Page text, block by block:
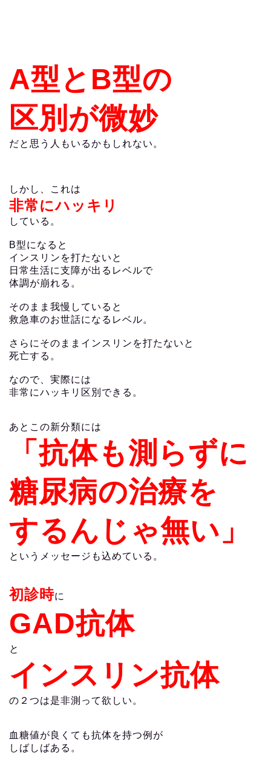
A型とB型の
区別が微妙
だと思う人もいるかもしれない。
しかし、これは
非常にハッキリ
している。
B型になると
インスリンを打たないと
日常生活に支障が出るレベルで
体調が崩れる。
そのまま我慢していると
救急車のお世話になるレベル。
さらにそのままインスリンを打たないと
死亡する。
なので、実際には
非常にハッキリ区別できる。
あとこの新分類には
「抗体も測らずに
糖尿病の治療を
するんじゃ無い」
というメッセージも込めている。
初診時に
GAD抗体
と
インスリン抗体
の２つは是非測って欲しい。
血糖値が良くても抗体を持つ例が
しばしばある。